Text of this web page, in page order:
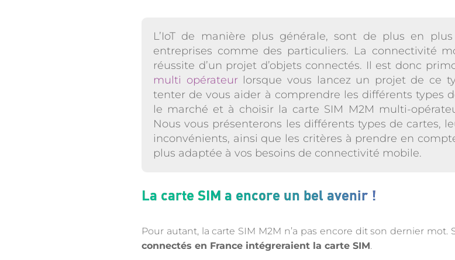
L’IoT de manière plus générale, sont de plus en
entreprises comme des particuliers. La connectivité
réussite d’un projet d’objets connectés. Il est donc
multi opérateurlorsque vous lancez un projet de ce
tenter de vous aider à comprendre les différents types
le marché et à choisir la carte SIM M2M multi-
Nous vous présenterons les différents types de cartes,
inconvénients, ainsi que les critères à prendre en
plus adaptée à vos besoins de connectivité mobile.
La carte SIM a encore un bel avenir !
Pour autant, la carte SIM M2M n’a pas encore dit son dernier mot.
connectés en France intégreraient la carte SIM.